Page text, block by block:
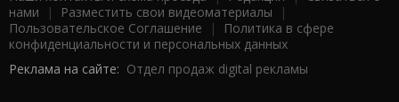
нами | Разместить свои видеоматериалы |
Пользовательское Соглашение |
Политика в сфере
конфиденциальности и персональных данных
Реклама на сайте: Отдел продаж digital рекламы